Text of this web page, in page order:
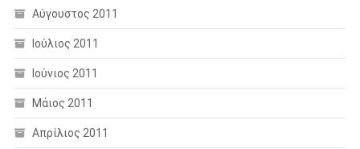
Αύγουστος 2011
Ιούλιος 2011
Ιούνιος 2011
Μάιος 2011
Απρίλιος 2011